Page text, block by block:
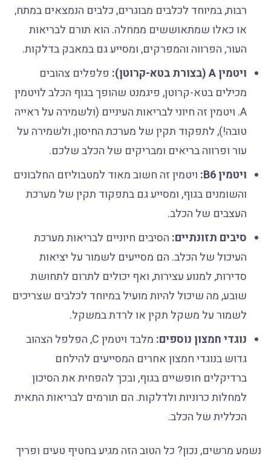
רבות, במיוחד לכלבים מבוגרים, כלבים הנמצאים במתח,
או כאלו שמתאוששים ממחלה. הוא תורם לבריאות
העור, הפרווה והמפרקים, ומסייע גם במאבק בדלקות.
ויטמין A (בצורת בטא-קרוטן):
פלפלים צהובים
מכילים בטא-קרוטן, פיגמנט שהופך בגוף הכלב לויטמין
A. ויטמין זה חיוני לבריאות העיניים (ולשמירה על ראייה
טובה!), לתפקוד תקין של מערכת החיסון, ולשמירה על
עור ופרווה בריאים ומבריקים של הכלב שלכם.
ויטמין B6:
ויטמין זה חשוב מאוד למטבוליזם החלבונים
והשומנים בגוף, ומסייע גם בתפקוד תקין של מערכת
העצבים של הכלב.
סיבים תזונתיים:הסיבים חיוניים לבריאות מערכת
העיכול של הכלב. הם מסייעים לשמור על יציאות
סדירות, למנוע עצירות, ואף יכולים לתרום לתחושת
שובע, מה שיכול להיות מועיל במיוחד לכלבים שצריכים
לשמור על משקל תקין או לרדת במשקל.
נוגדי חמצון נוספים:
מלבד ויטמין C, הפלפל הצהוב
גדוש בנוגדי חמצון אחרים המסייעים להילחם
ברדיקלים חופשיים בגוף, ובכך להפחית את הסיכון
למחלות כרוניות ולדלקות. הם תורמים לבריאות התאית
הכללית של הכלב.
נשמע מרשים, נכון? כל הטוב הזה מגיע בחטיף טעים ופריך